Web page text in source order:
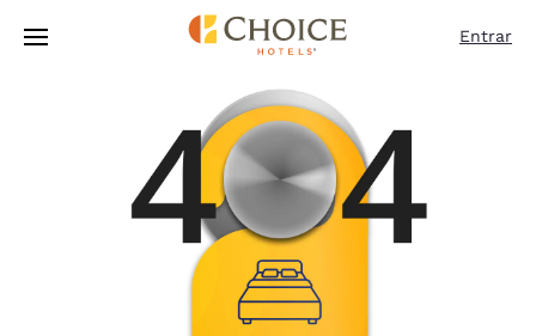
Pular Para Conteúdo Principal
Entrar